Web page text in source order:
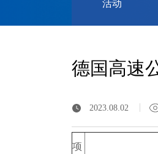
活动
德国高速
2023.08.02
项